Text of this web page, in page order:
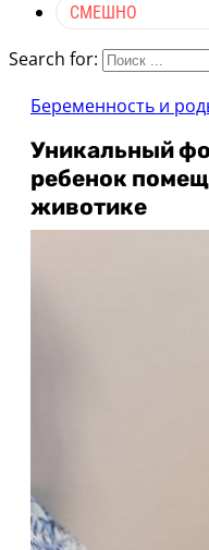
СМЕШНО
Search for:
Беременность и
Уникальный
ребенок
животике